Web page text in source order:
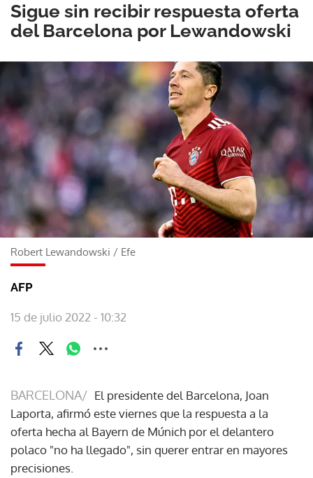
Sigue sin recibir respuesta oferta
del Barcelona por Lewandowski
Robert Lewandowski / Efe
AFP
15 de julio 2022 - 10:32
BARCELONA/ El presidente del Barcelona, Joan
Laporta, afirmó este viernes que la respuesta a la
oferta hecha al Bayern de Múnich por el delantero
polaco "no ha llegado", sin querer entrar en mayores
precisiones.